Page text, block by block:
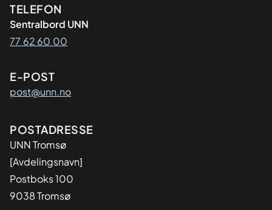
Kontaktinformasjon
TELEFON
Sentralbord UNN
77 62 60 00
E-POST
post@unn.no
Adresse
POSTADRESSE
UNN Tromsø
[Avdelingsnavn]
Postboks 100
9038 Tromsø